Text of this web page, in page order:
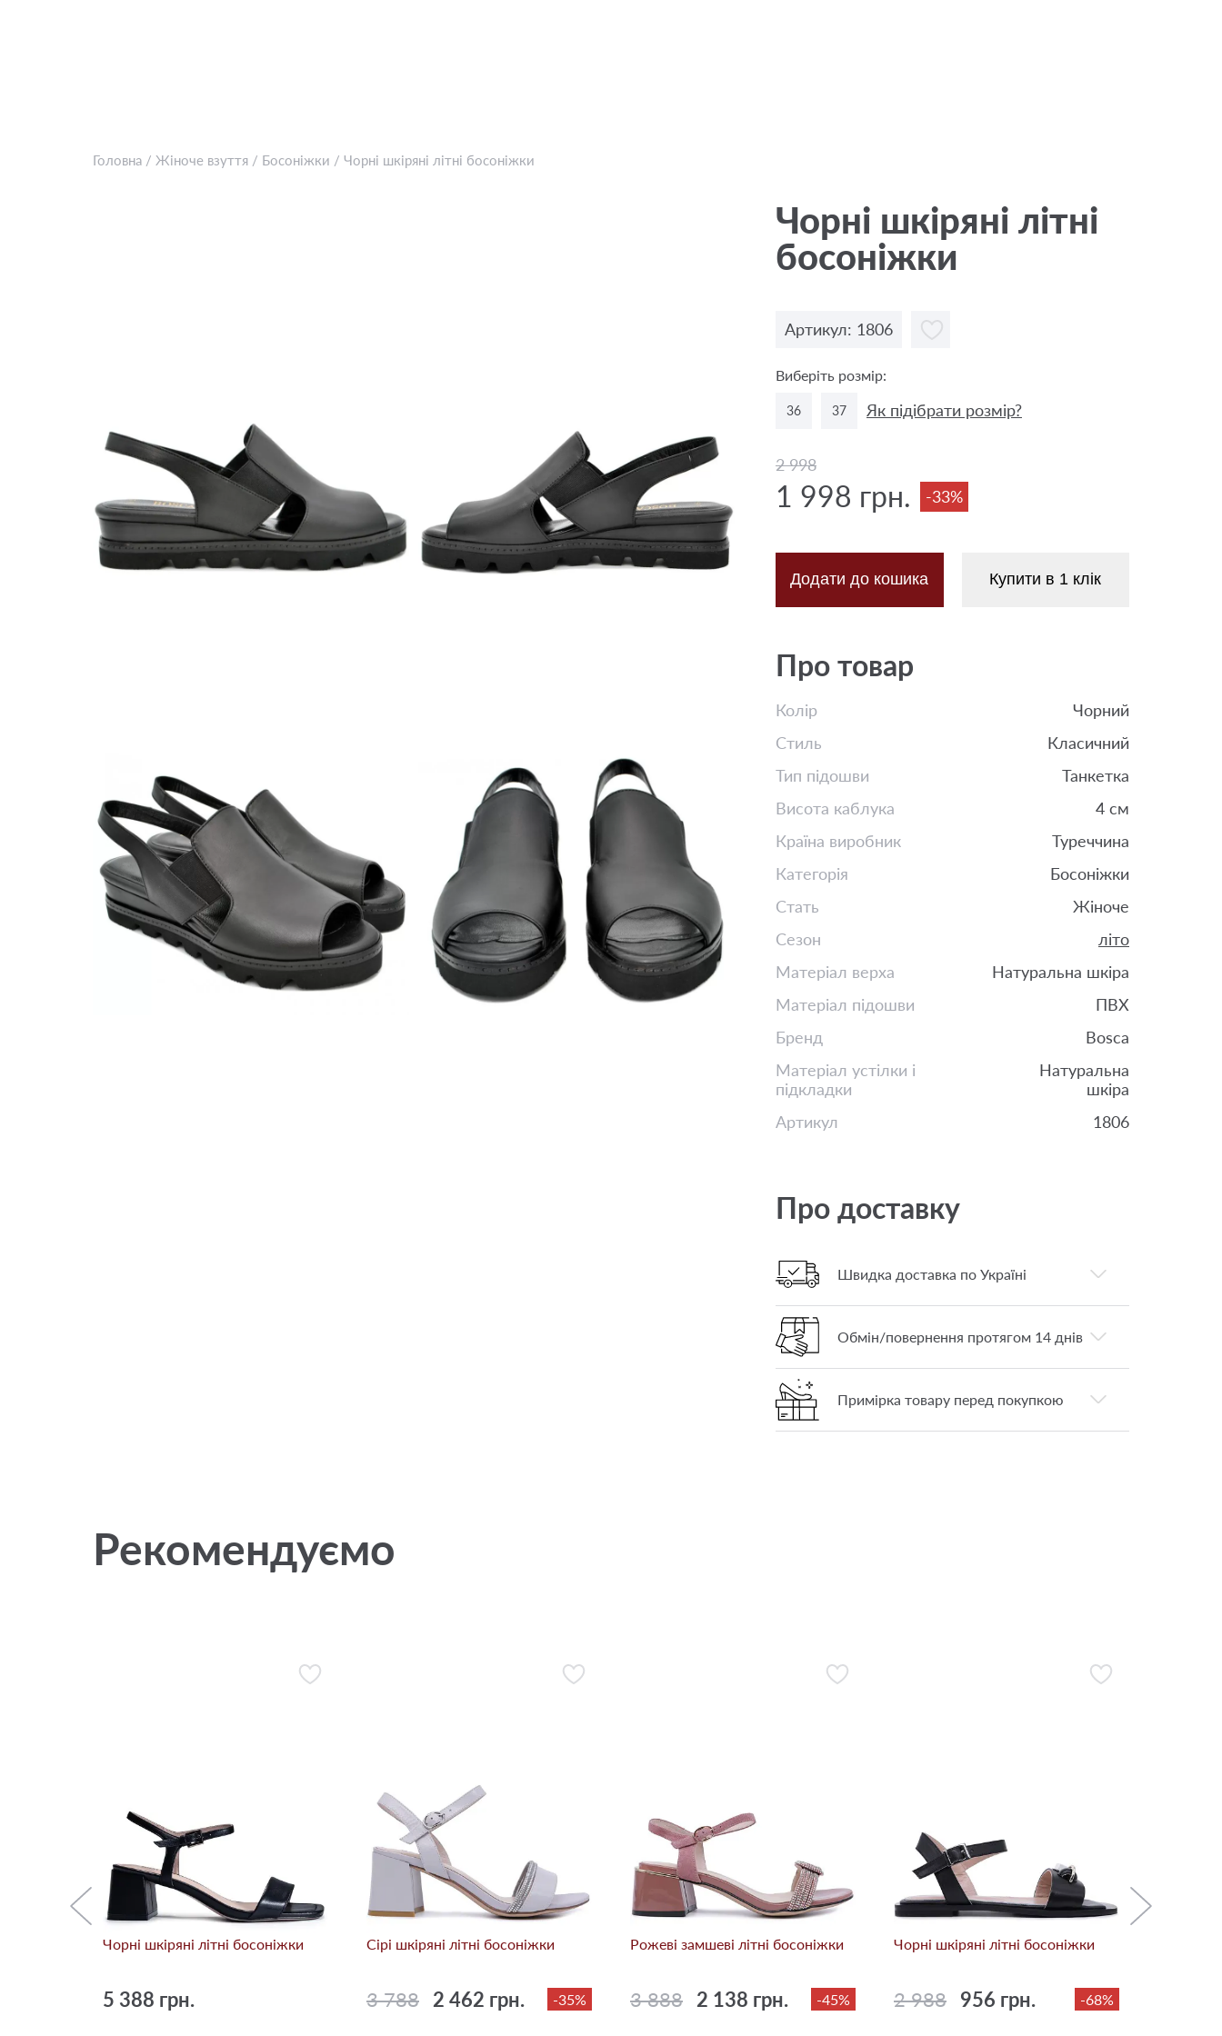
Головна / Жіноче взуття / Босоніжки / Чорні шкіряні літні босоніжки
Чорні шкіряні літні
босоніжки
Артикул: 1806
Виберіть розмір:
36 37 Як підібрати розмір?
2 998
1 998 грн. -33%
Додати до кошика Купити в 1 клік
Про товар
Колір
Чорний
Стиль
Класичний
Тип підошви
Танкетка
Висота каблука
4 см
Країна виробник
Туреччина
Категорія
Босоніжки
Стать
Жіноче
Сезон
літо
Матеріал верха
Натуральна шкіра
Матеріал підошви
ПВХ
Бренд
Bosca
Матеріал устілки і
підкладки
Натуральна
шкіра
Артикул
1806
Про доставку
Швидка доставка по Україні
Обмін/повернення протягом 14 днів
Примірка товару перед покупкою
Рекомендуємо
Чорні шкіряні літні босоніжки
5 388 грн.
Сірі шкіряні літні босоніжки
3 788 2 462 грн. -35%
Рожеві замшеві літні босоніжки
3 888 2 138 грн. -45%
Чорні шкіряні літні босоніжки
2 988 956 грн. -68%